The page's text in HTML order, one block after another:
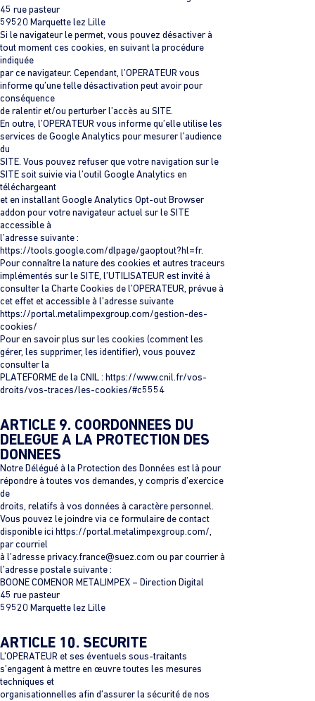
45 rue pasteur
59520 Marquette lez Lille
Si le navigateur le permet, vous pouvez désactiver à
tout moment ces cookies, en suivant la procédure
indiquée
par ce navigateur. Cependant, l’OPERATEUR vous
informe qu’une telle désactivation peut avoir pour
conséquence
de ralentir et/ou perturber l’accès au SITE.
En outre, l’OPERATEUR vous informe qu’elle utilise les
services de Google Analytics pour mesurer l’audience
du
SITE. Vous pouvez refuser que votre navigation sur le
SITE soit suivie via l’outil Google Analytics en
téléchargeant
et en installant Google Analytics Opt-out Browser
addon pour votre navigateur actuel sur le SITE
accessible à
l’adresse suivante :
https://tools.google.com/dlpage/gaoptout?hl=fr.
Pour connaître la nature des cookies et autres traceurs
implémentés sur le SITE, l’UTILISATEUR est invité à
consulter la Charte Cookies de l’OPERATEUR, prévue à
cet effet et accessible à l’adresse suivante
https://portal.metalimpexgroup.com/gestion-des-
cookies/
Pour en savoir plus sur les cookies (comment les
gérer, les supprimer, les identifier), vous pouvez
consulter la
PLATEFORME de la CNIL : https://www.cnil.fr/vos-
droits/vos-traces/les-cookies/#c5554
ARTICLE 9. COORDONNEES DU
DELEGUE A LA PROTECTION DES
DONNEES
Notre Délégué à la Protection des Données est là pour
répondre à toutes vos demandes, y compris d’exercice
de
droits, relatifs à vos données à caractère personnel.
Vous pouvez le joindre via ce formulaire de contact
disponible ici https://portal.metalimpexgroup.com/,
par courriel
à l’adresse privacy.france@suez.com ou par courrier à
l’adresse postale suivante :
BOONE COMENOR METALIMPEX – Direction Digital
45 rue pasteur
59520 Marquette lez Lille
ARTICLE 10. SECURITE
L’OPERATEUR et ses éventuels sous-traitants
s’engagent à mettre en œuvre toutes les mesures
techniques et
organisationnelles afin d’assurer la sécurité de nos